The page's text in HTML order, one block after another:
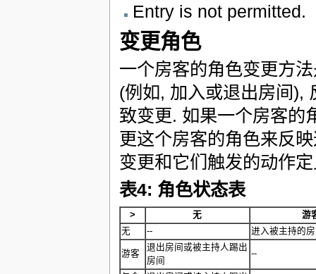
Entry is not permitted.
变更角色
一个房客的角色变更方
(例如, 加入或退出房间),
致变更. 如果一个房客的
更这个房客的角色来反
变更和它们触发的动作
表4: 角色状态表
> 无
游
无
-- 进入被主持的
游客
退出房间或被主持人踢出
房间
--